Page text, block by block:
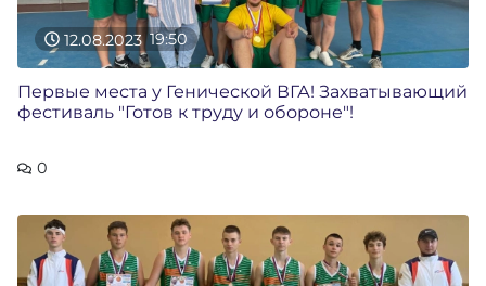
12.08.2023 19:50
Первые места у Генической ВГА! Захватывающий
фестиваль "Готов к труду и обороне"!
0